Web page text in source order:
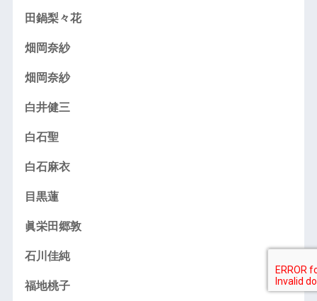
田鍋梨々花
畑岡奈紗
畑岡奈紗
白井健三
白石聖
白石麻衣
目黒蓮
眞栄田郷敦
石川佳純
福地桃子